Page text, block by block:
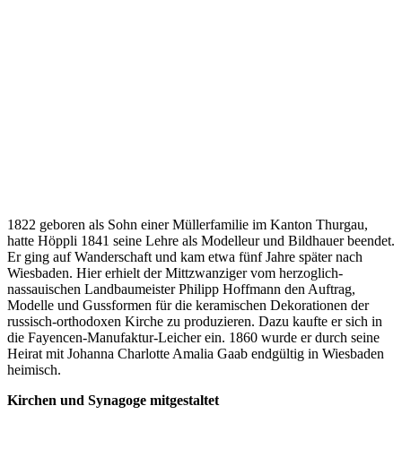
1822 geboren als Sohn einer Müllerfamilie im Kanton Thurgau,
hatte Höppli 1841 seine Lehre als Modelleur und Bildhauer beendet.
Er ging auf Wanderschaft und kam etwa fünf Jahre später nach
Wiesbaden. Hier erhielt der Mittzwanziger vom herzoglich-
nassauischen Landbaumeister Philipp Hoffmann den Auftrag,
Modelle und Gussformen für die keramischen Dekorationen der
russisch-orthodoxen Kirche zu produzieren. Dazu kaufte er sich in
die Fayencen-Manufaktur-Leicher ein. 1860 wurde er durch seine
Heirat mit Johanna Charlotte Amalia Gaab endgültig in Wiesbaden
heimisch.
Kirchen und Synagoge mitgestaltet